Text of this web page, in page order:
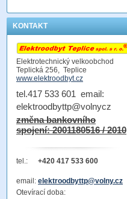
KONTAKT
Elektrotechnický velkoobchod
Teplická 256, Teplice
www.elektroodbyt.cz
tel.417 533 601 email:
elektroodbyttp@volnycz
změna bankovního
spojení: 2001180516 / 2010
tel.: +420 417 533 600
email: elektroodbyttp@volny.cz
Otevírací doba: